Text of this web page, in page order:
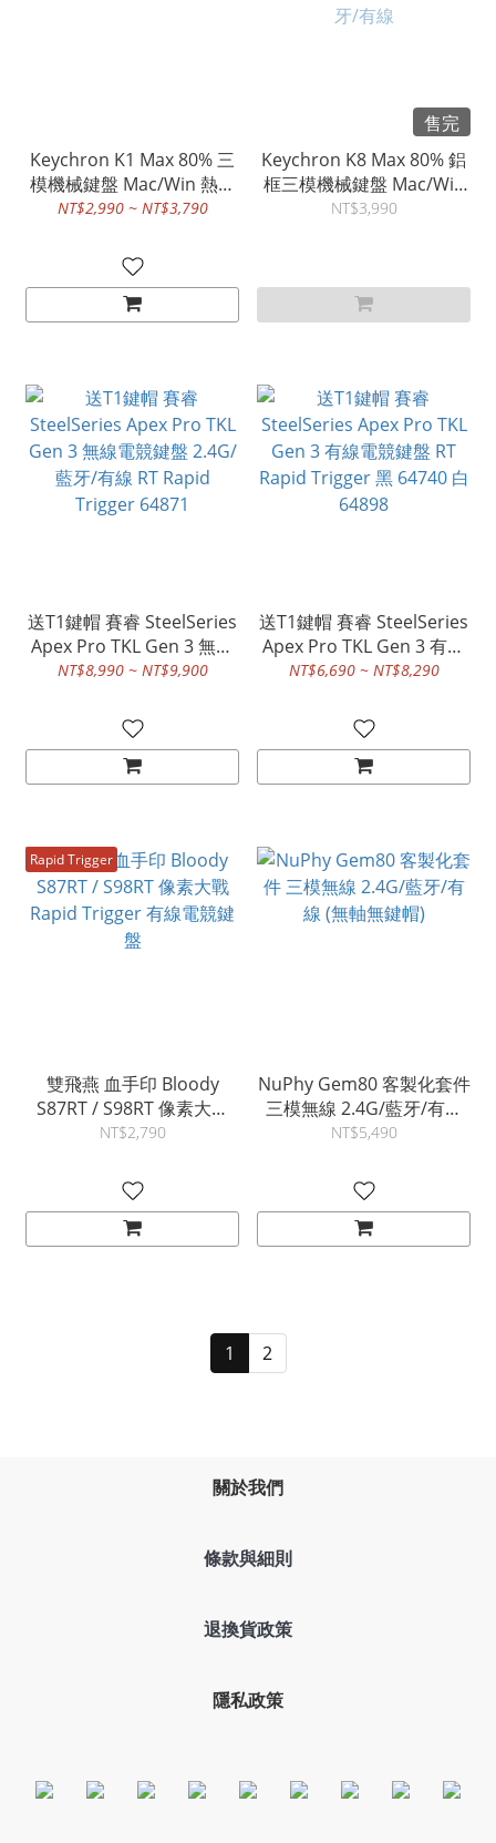
Keychron K1 Max 80% 三
模機械鍵盤 Mac/Win 熱插
拔 2.4G/藍牙/有線
NT$2,990 ~ NT$3,790
售完
Keychron K8 Max 80% 鋁
框三模機械鍵盤 Mac/Win
熱插拔 2.4G/藍牙/有線
NT$3,990
送T1鍵帽 賽睿 SteelSeries
Apex Pro TKL Gen 3 無線
電競鍵盤 2.4G/藍牙/有線
NT$8,990 ~ NT$9,900
送T1鍵帽 賽睿 SteelSeries
Apex Pro TKL Gen 3 有線
電競鍵盤 RT Rapid Trigger
NT$6,690 ~ NT$8,290
Rapid Trigger
雙飛燕 血手印 Bloody
S87RT / S98RT 像素大戰
Rapid Trigger 有線電競鍵
NT$2,790
NuPhy Gem80 客製化套件
三模無線 2.4G/藍牙/有線
(無軸無鍵帽)
NT$5,490
1 2
關於我們
條款與細則
退換貨政策
隱私政策